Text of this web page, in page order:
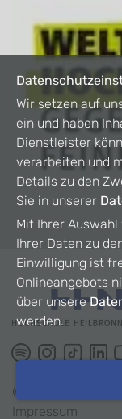
©
Impressum
Wir setzen auf
ein und haben
Dienstleister
verarbeiten und
Details zu den
Sie in unserer
Mit Ihrer
Ihrer Daten zu
Einwilligung ist
Onlineangebots
über unsere
werden.